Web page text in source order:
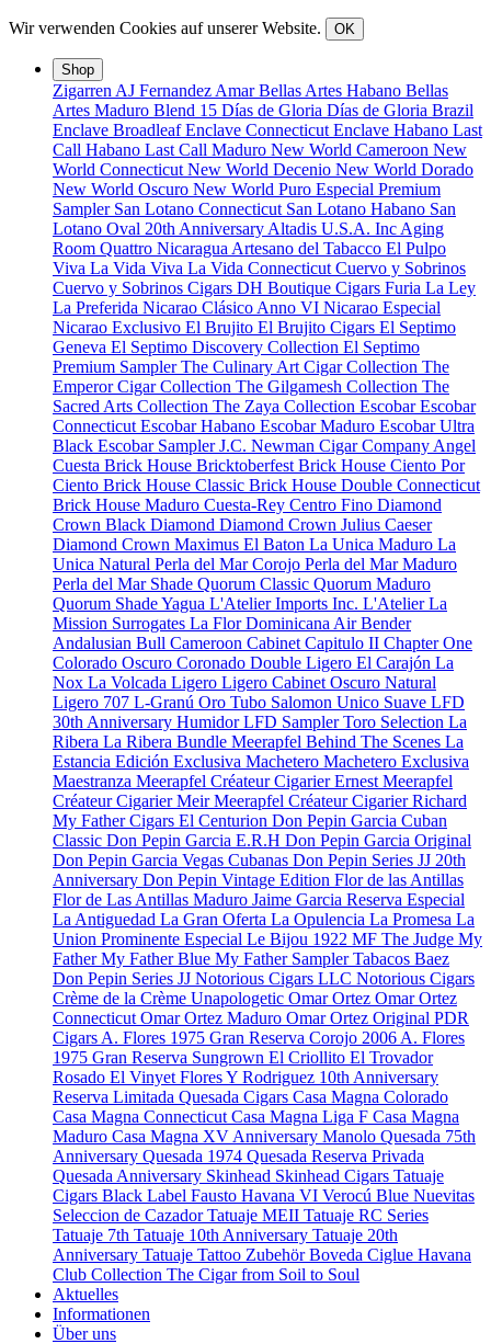
Wir verwenden Cookies auf unserer Website. OK
Shop
Zigarren AJ Fernandez AmarBellas Artes Habano Bellas
Artes Maduro Blend 15 Días de Gloria Días de Gloria Brazil
Enclave BroadleafEnclave Connecticut Enclave Habano Last
Call Habano Last Call Maduro New World Cameroon New
World Connecticut New World Decenio New World Dorado
New World Oscuro New World Puro Especial Premium
Sampler San Lotano Connecticut San Lotano Habano San
Lotano Oval 20th Anniversary Altadis U.S.A. Inc Aging
Room Quattro Nicaragua Artesano del Tabacco El Pulpo
Viva La Vida Viva La Vida Connecticut Cuervo y Sobrinos
Cuervo y Sobrinos Cigars DH Boutique Cigars Furia La Ley
La Preferida Nicarao Clásico Anno VI Nicarao Especial
Nicarao Exclusivo El Brujito El Brujito Cigars El Septimo
Geneva El Septimo Discovery Collection El Septimo
Premium SamplerThe Culinary Art Cigar Collection The
Emperor Cigar Collection The Gilgamesh Collection The
Sacred Arts Collection The Zaya Collection EscobarEscobar
Connecticut Escobar Habano Escobar Maduro Escobar Ultra
Black Escobar SamplerJ.C. Newman Cigar Company Angel
Cuesta Brick House Bricktoberfest Brick House Ciento Por
Ciento Brick House Classic Brick House Double Connecticut
Brick House Maduro Cuesta-Rey Centro Fino Diamond
Crown Black Diamond Diamond Crown Julius Caeser
Diamond Crown Maximus El Baton La Unica Maduro La
Unica Natural Perla del Mar Corojo Perla del Mar Maduro
Perla del Mar Shade Quorum Classic Quorum Maduro
Quorum ShadeYagua L'Atelier Imports Inc. L'AtelierLa
Mission Surrogates La Flor Dominicana Air Bender
Andalusian Bull Cameroon Cabinet Capitulo II Chapter One
Colorado Oscuro Coronado Double Ligero El Carajón La
Nox La Volcada Ligero Ligero Cabinet Oscuro Natural
Ligero 707 L-Granú Oro Tubo Salomon Unico Suave LFD
30th Anniversary HumidorLFD Sampler Toro Selection La
Ribera La Ribera Bundle Meerapfel Behind The Scenes La
Estancia Edición Exclusiva Machetero Machetero Exclusiva
Maestranza Meerapfel Créateur Cigarier Ernest Meerapfel
Créateur Cigarier MeirMeerapfel Créateur Cigarier Richard
My Father Cigars El Centurion Don Pepin Garcia Cuban
Classic Don Pepin Garcia E.R.H Don Pepin Garcia Original
Don Pepin Garcia Vegas Cubanas Don Pepin Series JJ 20th
Anniversary Don Pepin Vintage Edition Flor de las Antillas
Flor de Las Antillas Maduro Jaime Garcia Reserva Especial
La Antiguedad La Gran Oferta La Opulencia La Promesa La
Union Prominente Especial Le Bijou 1922 MF The Judge My
FatherMy Father Blue My Father SamplerTabacos Baez
Don Pepin Series JJ Notorious Cigars LLC Notorious Cigars
Crème de la Crème Unapologetic Omar Ortez Omar Ortez
Connecticut Omar Ortez Maduro Omar Ortez Original PDR
Cigars A. Flores 1975 Gran Reserva Corojo 2006 A. Flores
1975 Gran Reserva Sungrown El Criollito El Trovador
Rosado El Vinyet Flores Y Rodriguez 10th Anniversary
Reserva Limitada Quesada Cigars Casa Magna Colorado
Casa Magna Connecticut Casa Magna Liga F Casa Magna
Maduro Casa Magna XV Anniversary Manolo Quesada 75th
Anniversary Quesada 1974 Quesada Reserva Privada
Quesada Anniversary Skinhead Skinhead Cigars Tatuaje
Cigars Black Label Fausto Havana VI Verocú Blue Nuevitas
Seleccion de CazadorTatuaje MEII Tatuaje RC Series
Tatuaje 7th Tatuaje 10th Anniversary Tatuaje 20th
Anniversary Tatuaje Tattoo ZubehörBoveda Ciglue Havana
Club Collection The Cigar from Soil to Soul
Aktuelles
Informationen
Über uns